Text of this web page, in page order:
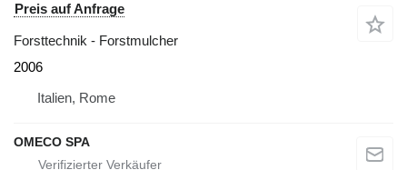
Preis auf Anfrage
Forsttechnik - Forstmulcher
2006
Italien, Rome
OMECO SPA